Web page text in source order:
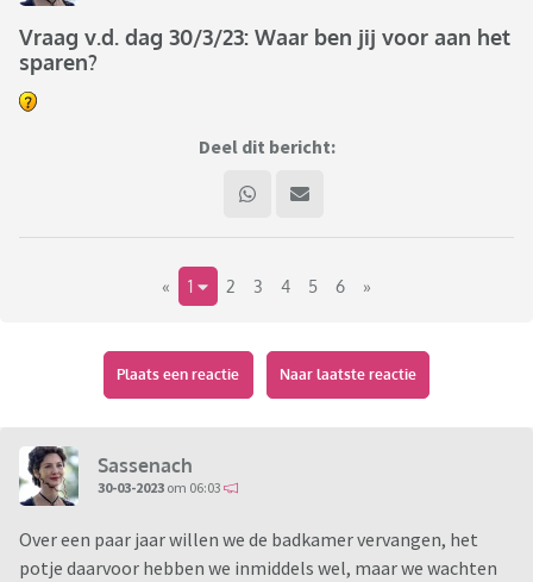
Vraag v.d. dag 30/3/23: Waar ben jij voor aan het
sparen?
Deel dit bericht:
« 1 2 3 4 5 6 »
Plaats een reactie Naar laatste reactie
Sassenach
30-03-2023 om 06:03
Over een paar jaar willen we de badkamer vervangen, het
potje daarvoor hebben we inmiddels wel, maar we wachten